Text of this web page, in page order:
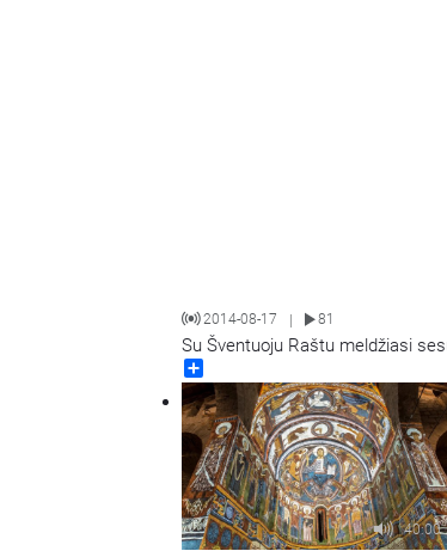
2014-08-17 | 81
Su Šventuoju Raštu meldžiasi
40:00